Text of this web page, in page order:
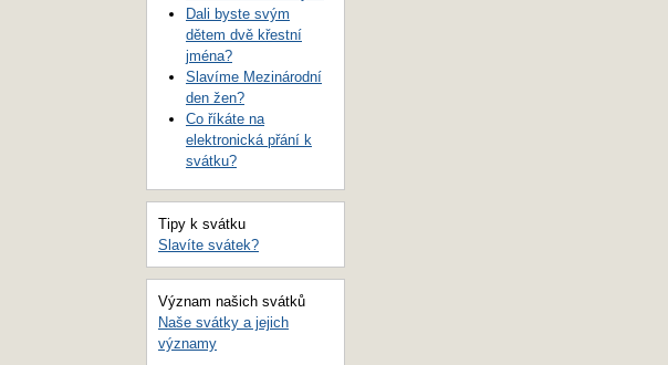
Dali byste svým
dětem dvě křestní
jména?
Slavíme Mezinárodní
den žen?
Co říkáte na
elektronická přání k
svátku?
Tipy k svátku
Slavíte svátek?
Význam našich svátků
Naše svátky a jejich
významy